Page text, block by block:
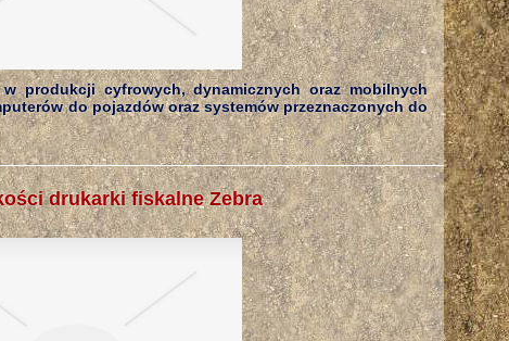
produkcji cyfrowych, dynamicznych oraz mobilnych
do pojazdów oraz systemów przeznaczonych do
drukarki fiskalne Zebra